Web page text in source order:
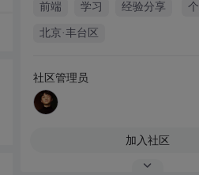
前端 学习 经验分享
北京·丰台区
社区管理员
加入社区